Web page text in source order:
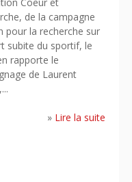
de la campagne
pour la recherche sur
subite du sportif, le
rapporte le
de Laurent
» Lire la suite